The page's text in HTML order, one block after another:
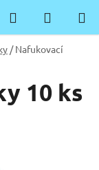
Hledat
KOŠÍK
/ Nafukovací
10 ks